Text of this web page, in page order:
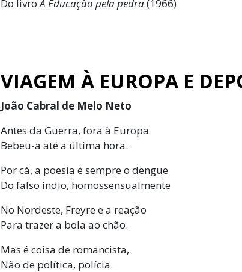
Do livroA Educação pela pedra(1966)
VIAGEM À EUROPA E
João Cabral de Melo Neto
Antes da Guerra, fora à Europa
Bebeu-a até a última hora.
Por cá, a poesia é sempre o dengue
Do falso índio, homossensualmente
No Nordeste, Freyre e a reação
Para trazer a bola ao chão.
Mas é coisa de romancista,
Não de política, polícia.